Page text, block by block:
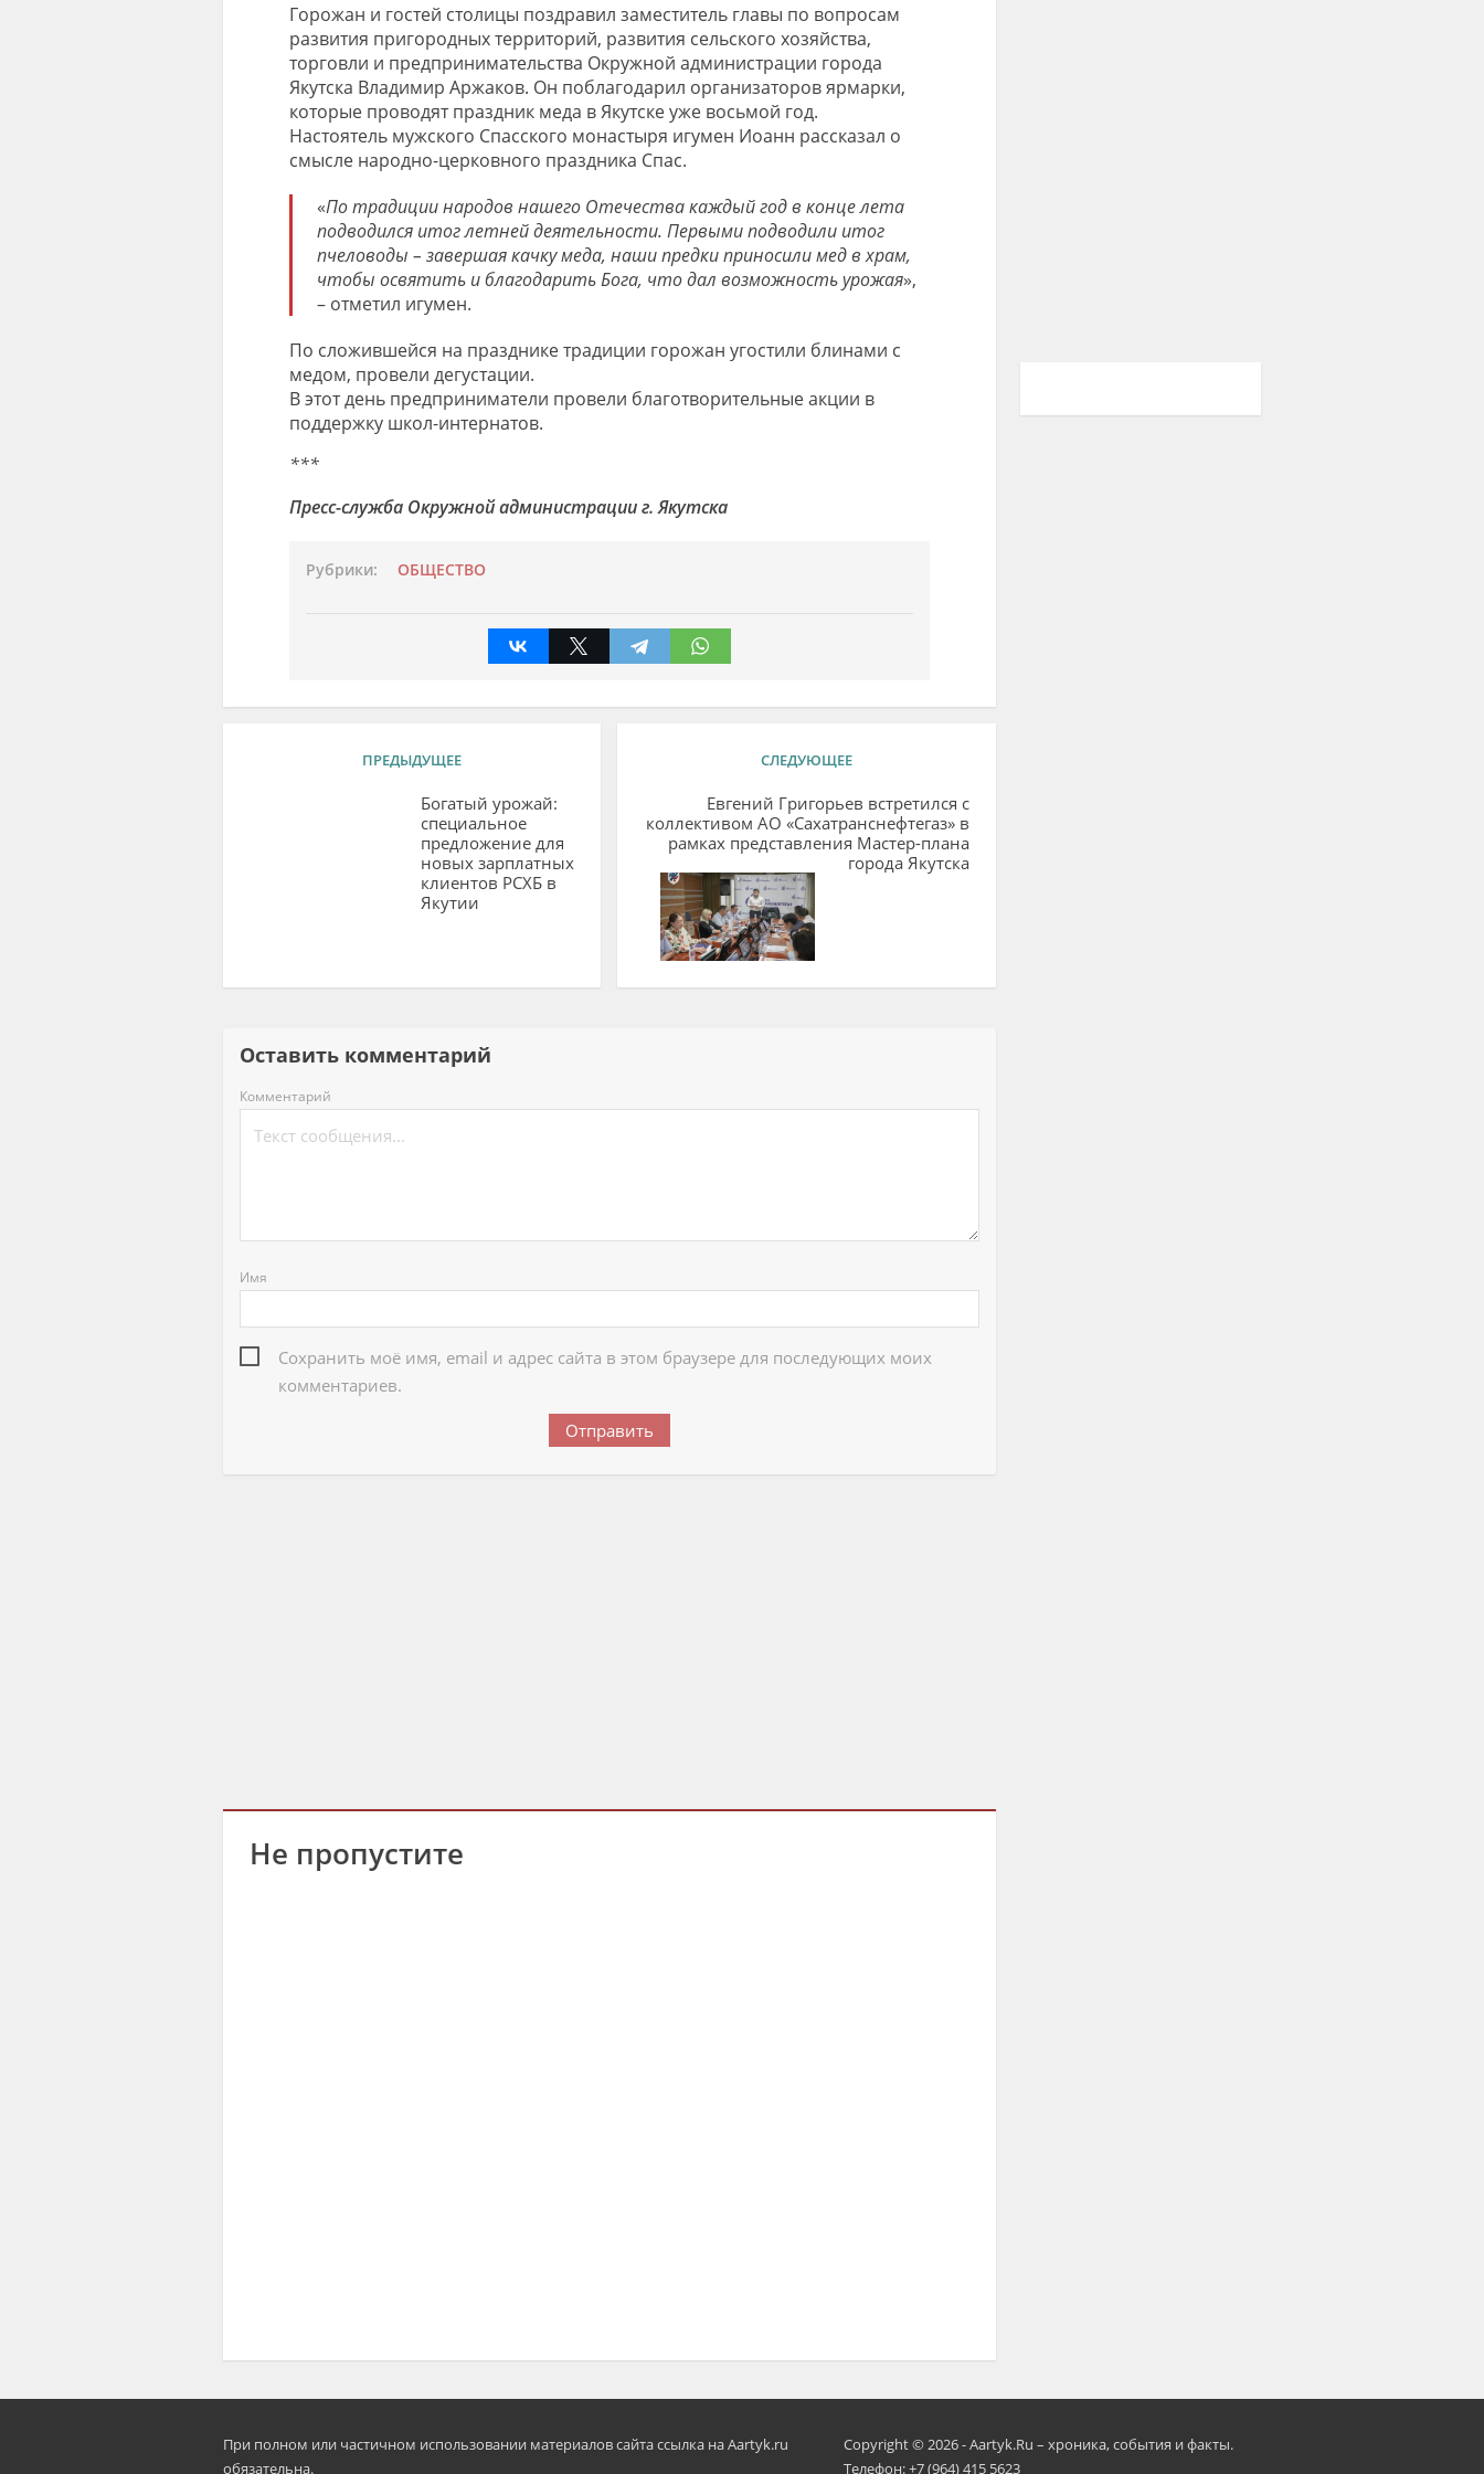
Горожан и гостей столицы поздравил заместитель главы по вопросам
развития пригородных территорий, развития сельского хозяйства,
торговли и предпринимательства Окружной администрации города
Якутска Владимир Аржаков. Он поблагодарил организаторов ярмарки,
которые проводят праздник меда в Якутске уже восьмой год.
Настоятель мужского Спасского монастыря игумен Иоанн рассказал о
смысле народно-церковного праздника Спас.
«По традиции народов нашего Отечества каждый год в конце лета
подводился итог летней деятельности. Первыми подводили итог
пчеловоды – завершая качку меда, наши предки приносили мед в храм,
чтобы освятить и благодарить Бога, что дал возможность урожая»,
– отметил игумен.
По сложившейся на празднике традиции горожан угостили блинами с
медом, провели дегустации.
В этот день предприниматели провели благотворительные акции в
поддержку школ-интернатов.
***
Пресс-служба Окружной администрации г. Якутска
Рубрики: ОБЩЕСТВО
ПРЕДЫДУЩЕЕ
Богатый урожай:
специальное
предложение для
новых зарплатных
клиентов РСХБ в
Якутии
СЛЕДУЮЩЕЕ
Евгений Григорьев встретился с
коллективом АО «Сахатранснефтегаз» в
рамках представления Мастер-плана
города Якутска
Оставить комментарий
Комментарий
Имя
Сохранить моё имя, email и адрес сайта в этом браузере для последующих моих
комментариев.
Не пропустите
При полном или частичном использовании материалов сайта ссылка на Aartyk.ru
oбязательна.
Copyright © 2026 - Aartyk.Ru – хроника, события и факты.
Телефон: +7 (964) 415 5623